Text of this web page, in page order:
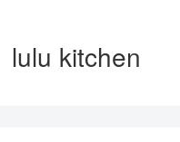
lulu kitchen